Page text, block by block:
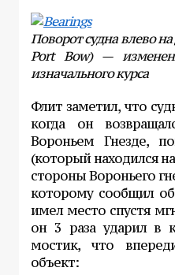
Поворот судна влево
Port Bow) —
изначального курса
Флит заметил, что
когда он
Вороньем Гнезде,
(который находился
стороны Вороньего
которому сообщил
имел место спустя
он 3 раза ударил в
мостик, что
объект: